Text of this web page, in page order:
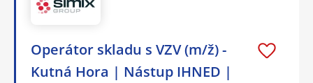
Operátor skladu s VZV (m/ž) -
Kutná Hora | Nástup IHNED |